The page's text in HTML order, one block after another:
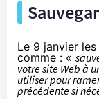
Le 9 janvier
comme : «
votre site Web à
utiliser pour
précédente si